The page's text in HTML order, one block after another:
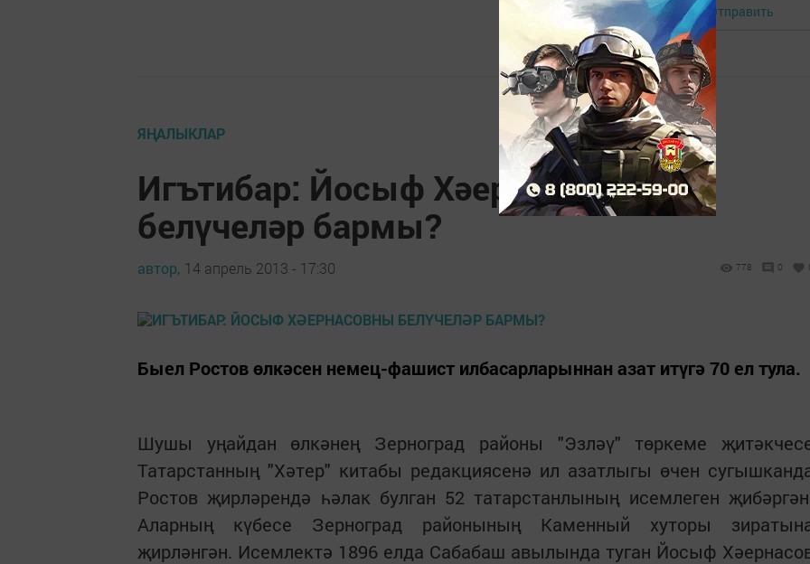
Авторизоваться Отправить
ЯҢАЛЫКЛАР
Игътибар: Йосыф Хәернасовны
белүчеләр бармы?
автор, 14 апрель 2013 - 17:30 778 0
Быел Ростов өлкәсен немец-фашист илбасарларыннан азат итүгә 70 ел тула.
Шушы уңайдан өлкәнең Зерноград районы "Эзләү" төркеме
Татарстанның "Хәтер" китабы редакциясенә ил азатлыгы өчен
Ростов җирләрендә һәлак булган 52 татарстанлының исемлеген
Аларның күбесе Зерноград районының Каменный хуторы
җирләнгән. Исемлектә 1896 елда Сабабаш авылында туган Йосыф